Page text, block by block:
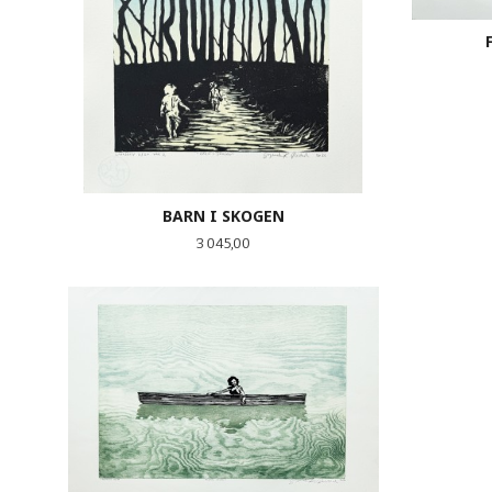
BARN I SKOGEN
Pris
3 045,00